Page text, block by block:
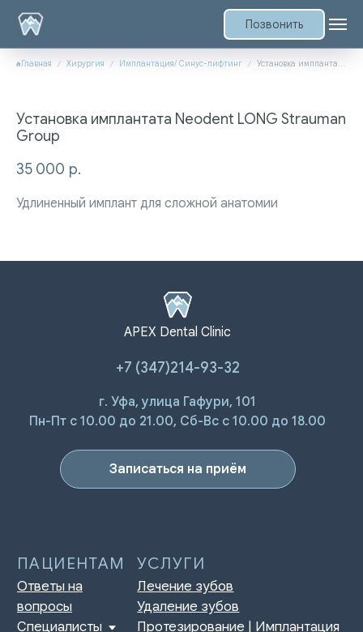
Позвонить
Главная Хирургия Имплантация/ Синус-лифтинг Установка имплантата Neodent LONG Strauman Group
Установка имплантата Neodent LONG Strauman
Group
35 000 р.
Удлиненный имплант для сложной анатомии
APEX Dental Clinic
+7 (347)214-93-32
г. Уфа, улица Гафури, 101
Пн-Пт с 10.00 до 21.00, Сб-Вс с 10.00 до 18.00
Записаться на приём
Ответы на
Специалисты
УСЛУГИ
Лечение зубов
Протезирование | Имплантация
Брекеты | Элайнеры
Профессиональная гигиена
Статьи
Контакты
Политика конфиденциальности
персональных данных
Нормативно-правовые акты